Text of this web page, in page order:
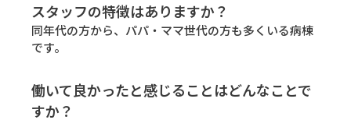
スタッフの特徴はありますか？
同年代の方から、パパ・ママ世代の方も多くいる病棟
です。
働いて良かったと感じることはどんなことで
すか？